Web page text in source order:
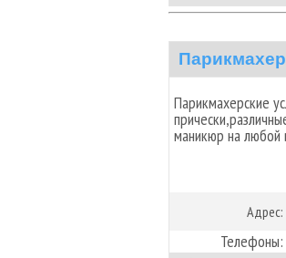
Парикмахерские
маникюр на любой
Адрес:
Телефоны: